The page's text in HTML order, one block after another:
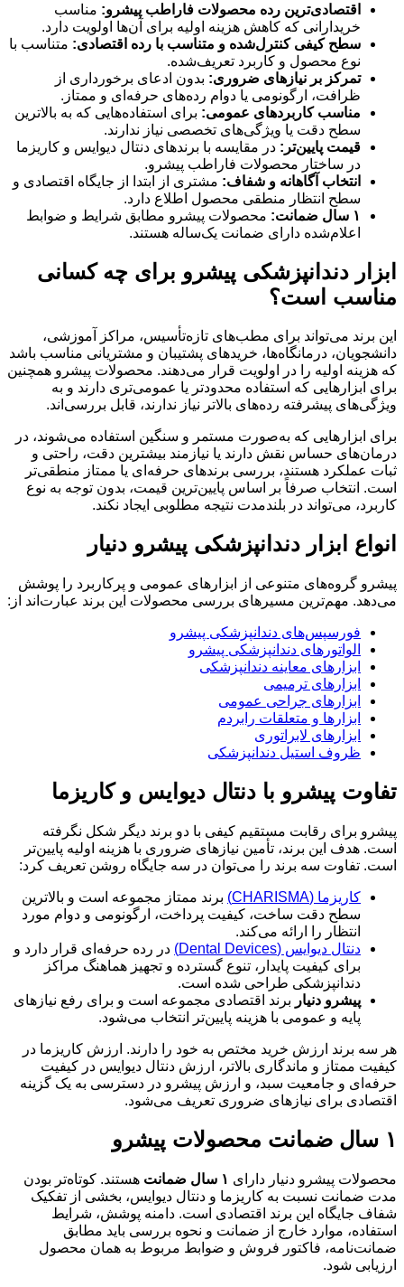
اقتصادی‌ترین رده محصولات فاراطب پیشرو: مناسب
خریدارانی که کاهش هزینه اولیه برای آن‌ها اولویت دارد.
سطح کیفی کنترل‌شده و متناسب با رده اقتصادی: متناسب با
نوع محصول و کاربرد تعریف‌شده.
تمرکز بر نیازهای ضروری: بدون ادعای برخورداری از
ظرافت، ارگونومی یا دوام رده‌های حرفه‌ای و ممتاز.
مناسب کاربردهای عمومی: برای استفاده‌هایی که به بالاترین
سطح دقت یا ویژگی‌های تخصصی نیاز ندارند.
قیمت پایین‌تر: در مقایسه با برندهای دنتال دیوایس و کاریزما
در ساختار محصولات فاراطب پیشرو.
انتخاب آگاهانه و شفاف: مشتری از ابتدا از جایگاه اقتصادی و
سطح انتظار منطقی محصول اطلاع دارد.
۱ سال ضمانت:
محصولات پیشرو مطابق شرایط و ضوابط
اعلام‌شده دارای ضمانت یک‌ساله هستند.
ابزار دندانپزشکی پیشرو برای چه کسانی
مناسب است؟
این برند می‌تواند برای مطب‌های تازه‌تأسیس، مراکز آموزشی،
دانشجویان، درمانگاه‌ها، خریدهای پشتیبان و مشتریانی مناسب باشد
که هزینه اولیه را در اولویت قرار می‌دهند. محصولات پیشرو همچنین
برای ابزارهایی که استفاده محدودتر یا عمومی‌تری دارند و به
ویژگی‌های پیشرفته رده‌های بالاتر نیاز ندارند، قابل بررسی‌اند.
برای ابزارهایی که به‌صورت مستمر و سنگین استفاده می‌شوند، در
درمان‌های حساس نقش دارند یا نیازمند بیشترین دقت، راحتی و
ثبات عملکرد هستند، بررسی برندهای حرفه‌ای یا ممتاز منطقی‌تر
است. انتخاب صرفاً بر اساس پایین‌ترین قیمت، بدون توجه به نوع
کاربرد، می‌تواند در بلندمدت نتیجه مطلوبی ایجاد نکند.
انواع ابزار دندانپزشکی پیشرو دنیار
پیشرو گروه‌های متنوعی از ابزارهای عمومی و پرکاربرد را پوشش
می‌دهد. مهم‌ترین مسیرهای بررسی محصولات این برند عبارت‌اند از:
فورسپس‌های دندانپزشکی پیشرو
الواتورهای دندانپزشکی پیشرو
ابزارهای معاینه دندانپزشکی
ابزارهای ترمیمی
ابزارهای جراحی عمومی
ابزارها و متعلقات رابردم
ابزارهای لابراتوری
ظروف استیل دندانپزشکی
تفاوت پیشرو با دنتال دیوایس و کاریزما
پیشرو برای رقابت مستقیم کیفی با دو برند دیگر شکل نگرفته
است. هدف این برند، تأمین نیازهای ضروری با هزینه اولیه پایین‌تر
است. تفاوت سه برند را می‌توان در سه جایگاه روشن تعریف کرد:
کاریزما (CHARISMA)
برند ممتاز مجموعه است و بالاترین
سطح دقت ساخت، کیفیت پرداخت، ارگونومی و دوام مورد
انتظار را ارائه می‌کند.
دنتال دیوایس (Dental Devices)
در رده حرفه‌ای قرار دارد و
برای کیفیت پایدار، تنوع گسترده و تجهیز هماهنگ مراکز
دندانپزشکی طراحی شده است.
پیشرو دنیار برند اقتصادی مجموعه است و برای رفع نیازهای
پایه و عمومی با هزینه پایین‌تر انتخاب می‌شود.
هر سه برند ارزش خرید مختص به خود را دارند. ارزش کاریزما در
کیفیت ممتاز و ماندگاری بالاتر، ارزش دنتال دیوایس در کیفیت
حرفه‌ای و جامعیت سبد، و ارزش پیشرو در دسترسی به یک گزینه
اقتصادی برای نیازهای ضروری تعریف می‌شود.
۱ سال ضمانت محصولات پیشرو
محصولات پیشرو دنیار دارای ۱ سال ضمانت
هستند. کوتاه‌تر بودن
مدت ضمانت نسبت به کاریزما و دنتال دیوایس، بخشی از تفکیک
شفاف جایگاه این برند اقتصادی است. دامنه پوشش، شرایط
استفاده، موارد خارج از ضمانت و نحوه بررسی باید مطابق
ضمانت‌نامه، فاکتور فروش و ضوابط مربوط به همان محصول
ارزیابی شود.